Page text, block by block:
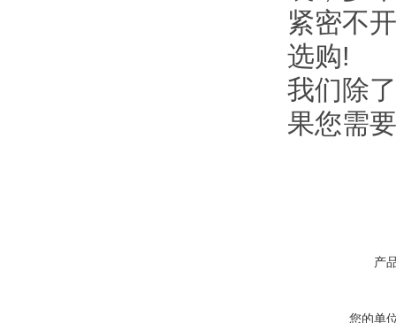
紧密不
选购!
我们除
果您需
产
您的单